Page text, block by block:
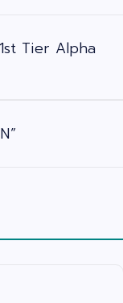
Tier Alpha